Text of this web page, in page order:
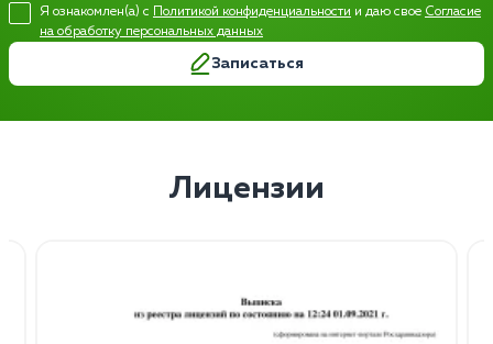
Я ознакомлен(а) с Политикой конфиденциальности и даю свое Согласие
на обработку персональных данных
Записаться
Лицензии